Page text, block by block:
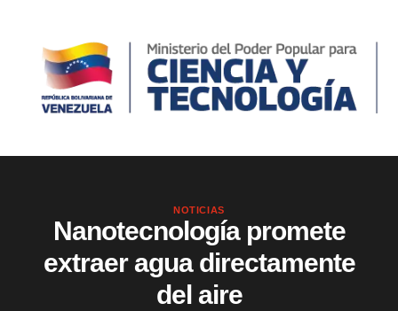
NOTICIAS
Nanotecnología promete
extraer agua directamente
del aire